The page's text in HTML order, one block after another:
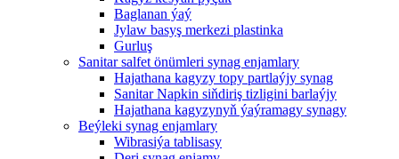
Baglanan ýaý
Jylaw basyş merkezi plastinka
Gurluş
Sanitar salfet önümleri synag enjamlary
Hajathana kagyzy topy partlaýjy synag
Sanitar Napkin siňdiriş tizligini barlaýjy
Hajathana kagyzynyň ýaýramagy synagy
Beýleki synag enjamlary
Wibrasiýa tablisasy